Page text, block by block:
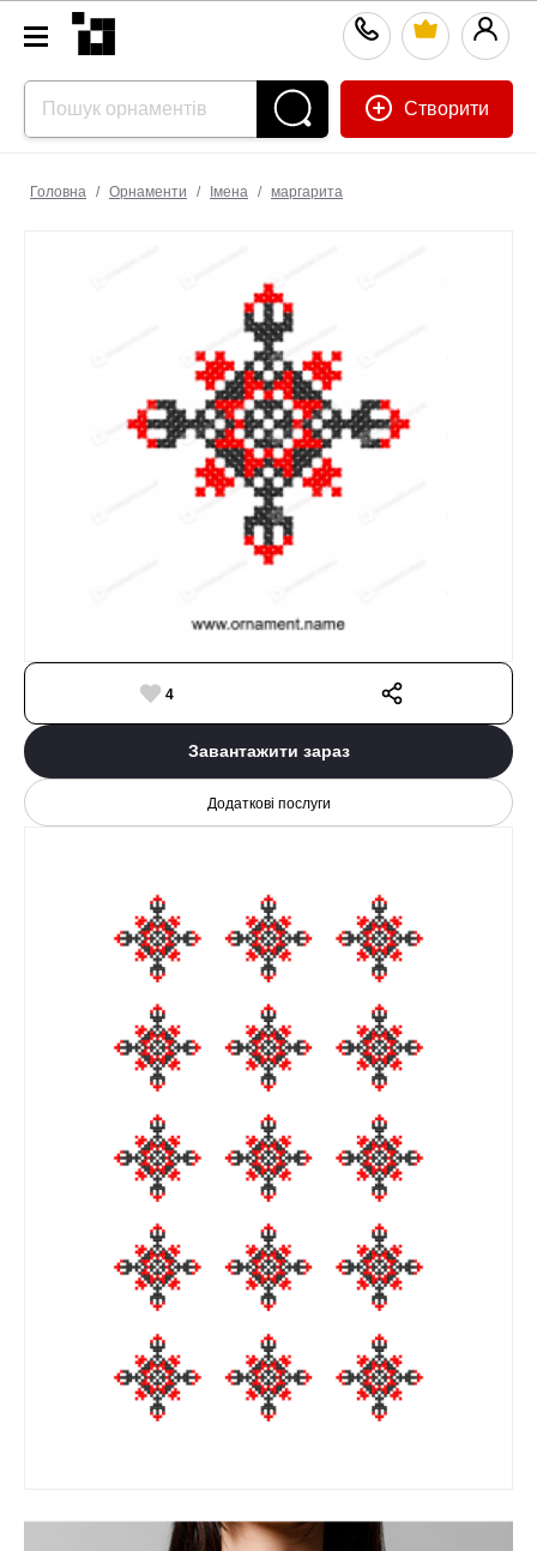
Створити
Головна / Орнаменти / Імена / маргарита
4
Завантажити зараз
Додаткові послуги